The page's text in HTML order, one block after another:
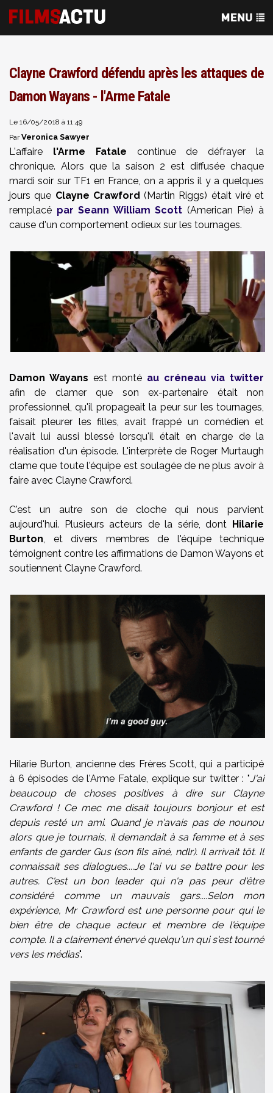
Clayne Crawford défendu après les attaques de
Damon Wayans - l'Arme Fatale
Le 16/05/2018 à 11:49
ParVeronica Sawyer
L'affaire l'Arme Fatale continue de défrayer la
chronique. Alors que la saison 2 est diffusée chaque
mardi soir sur TF1 en France, on a appris il y a quelques
jours que Clayne Crawford (Martin Riggs) était viré et
remplacé par Seann William Scott (American Pie) à
cause d'un comportement odieux sur les tournages.
Damon Wayans est monté au créneau via twitter
afin de clamer que son ex-partenaire était non
professionnel, qu'il propageait la peur sur les tournages,
faisait pleurer les filles, avait frappé un comédien et
l'avait lui aussi blessé lorsqu'il était en charge de la
réalisation d'un épisode. L'interprète de Roger Murtaugh
clame que toute l'équipe est soulagée de ne plus avoir à
faire avec Clayne Crawford.
C'est un autre son de cloche qui nous parvient
aujourd'hui. Plusieurs acteurs de la série, dont
Hilarie
Burton, et divers membres de l'équipe technique
témoignent contre les affirmations de Damon Wayons et
soutiennent Clayne Crawford.
Hilarie Burton, ancienne des Frères Scott, qui a participé
à 6 épisodes de l'Arme Fatale, explique sur twitter : "J'ai
beaucoup de choses positives à dire sur Clayne
Crawford ! Ce mec me disait toujours bonjour et est
depuis resté un ami. Quand je n'avais pas de nounou
alors que je tournais, il demandait à sa femme et à ses
enfants de garder Gus (son fils aîné, ndlr). Il arrivait tôt. Il
connaissait ses dialogues....Je l'ai vu se battre pour les
autres. C'est un bon leader qui n'a pas peur d'être
considéré comme un mauvais gars....Selon mon
expérience, Mr Crawford est une personne pour qui le
bien être de chaque acteur et membre de l'équipe
compte. Il a clairement énervé quelqu'un qui s'est tourné
vers les médias".